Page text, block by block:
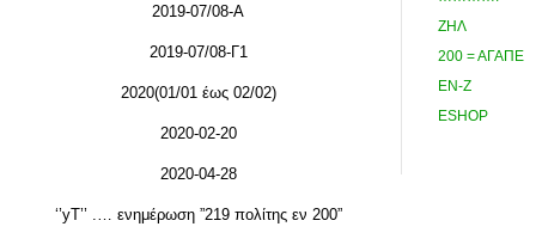
2019-07/08-Α
2019-07/08-Γ1
2020(01/01 έως 02/02)
2020-02-20
2020-04-28
‘’yΤ’’ .… ενημέρωση ”219 πολίτης εν 200”
ΖΗΛ
200 = ΑΓΑΠΕ
ΕΝ-Ζ
ESHOP